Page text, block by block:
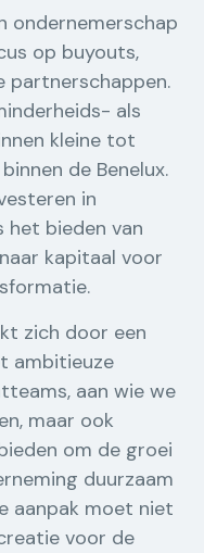
ondernemerschap
op buyouts,
partnerschappen.
als
kleine tot
de Benelux.
in
het bieden van
kapitaal voor
zich door een
ambitieuze
aan wie we
maar ook
om de groei
duurzaam
aanpak moet niet
voor de